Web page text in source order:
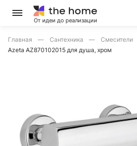
От идеи до реализации
Главная Сантехника Смесители
Azeta AZ870102015 для душа, хром